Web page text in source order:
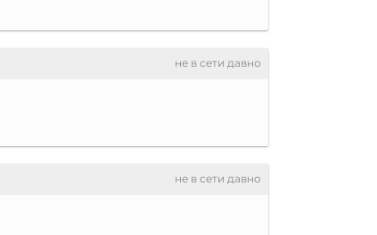
не в сети давно
не в сети давно